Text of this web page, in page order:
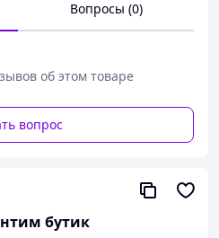
Вопросы (0)
об этом товаре
вопрос
бутик